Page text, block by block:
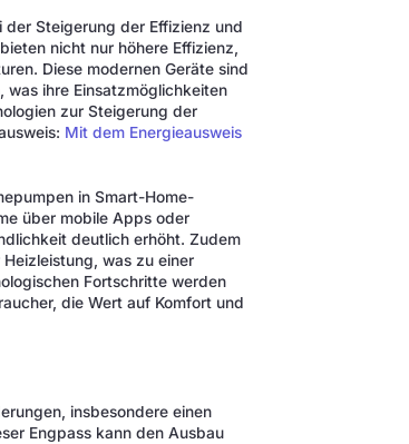
Steigerung der Effizienz und
nicht nur höhere Effizienz,
Diese modernen Geräte sind
ihre Einsatzmöglichkeiten
zur Steigerung der
Mit dem Energieausweis
in Smart-Home-
über mobile Apps oder
deutlich erhöht. Zudem
was zu einer
Fortschritte werden
die Wert auf Komfort und
insbesondere einen
Engpass kann den Ausbau